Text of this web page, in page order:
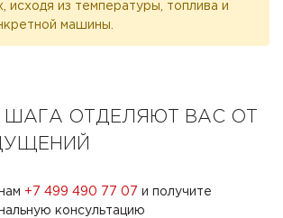
исходя из температуры, топлива и
машины.
ШАГА ОТДЕЛЯЮТ ВАС ОТ
+7 499 490 77 07 и получите
консультацию